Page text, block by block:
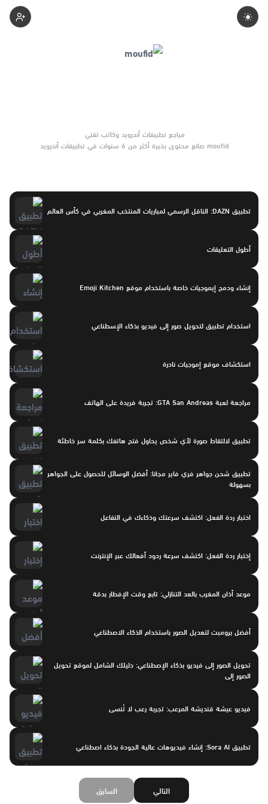
moufid صانع محتوى بخبرة أكثر من 6 سنوات في تطبيقات أندرويد
تطبيق DAZN: الناقل الرسمي لمباريات المنتخب المغربي في كأس العالم
أطول التعليقات
إنشاء ودمج إيموجيات خاصة باستخدام موقع Emoji Kitchen
استخدام تطبيق لتحويل صور إلى فيديو بذكاء الإسطناعي
استكشاف موقع إموجيات نادرة
مراجعة لعبة GTA San Andreas: تجربة فريدة على الهاتف
تطبيق لالتقاط صورة لأي شخص يحاول فتح هاتفك بكلمة سر خاطئة
تطبيق شحن جواهر فري فاير مجانا: أفضل الوسائل للحصول على الجواهر
بسهولة
اختبار ردة الفعل: اكتشف سرعتك وذكاءك في التفاعل
إختبار ردة الفعل: اكتشف سرعة ردود أفعالك عبر الإنترنت
موعد أذان المغرب بالعد التنازلي: تابع وقت الإفطار بدقة
أفضل برومبت لتعديل الصور باستخدام الذكاء الاصطناعي
تحويل الصور إلى فيديو بذكاء الإصطناعي: دليلك الشامل لموقع تحويل
الصور إلى
فيديو عيشة قنديشة المرعب: تجربة رعب لا تُنسى
تطبيق Sora AI: إنشاء فيديوهات عالية الجودة بذكاء اصطناعي
السابق التالي